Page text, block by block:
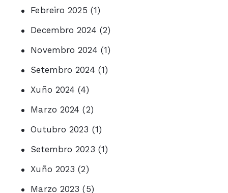
Febreiro 2025 (1)
Decembro 2024 (2)
Novembro 2024 (1)
Setembro 2024 (1)
Xuño 2024 (4)
Marzo 2024 (2)
Outubro 2023 (1)
Setembro 2023 (1)
Xuño 2023 (2)
Marzo 2023 (5)